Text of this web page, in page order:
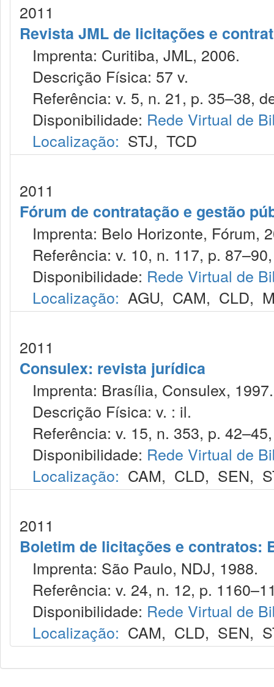
2011
Revista JML de licitações e
Imprenta: Curitiba, JML, 2006.
Descrição Física: 57 v.
Referência: v. 5, n. 21, p. 35–38,
Disponibilidade: Rede Virtual de
Localização: STJ, TCD
2011
Fórum de contratação e gestão
Imprenta: Belo Horizonte, Fórum,
Referência: v. 10, n. 117, p.
Disponibilidade: Rede Virtual de
Localização: AGU, CAM, CLD,
2011
Consulex: revista jurídica
Imprenta: Brasília, Consulex, 1997.
Descrição Física: v. : il.
Referência: v. 15, n. 353, p.
Disponibilidade: Rede Virtual de
Localização: CAM, CLD, SEN,
2011
Boletim de licitações e contratos:
Imprenta: São Paulo, NDJ, 1988.
Referência: v. 24, n. 12, p.
Disponibilidade: Rede Virtual de
Localização: CAM, CLD, SEN,